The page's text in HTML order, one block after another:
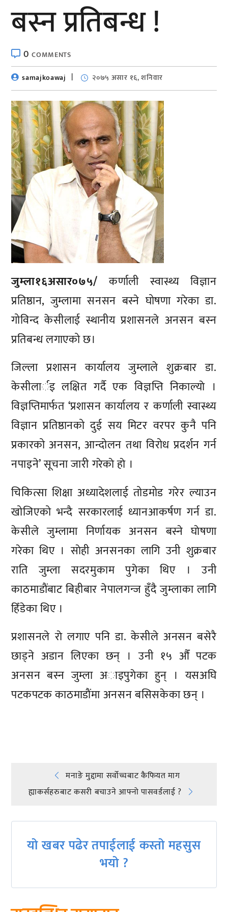
बस्न प्रतिबन्ध !
0COMMENTS
samajkoawaj
२०७५ असार १६, शनिवार
जुम्ला१६असार०७५/ कर्णाली स्वास्थ्य विज्ञान
प्रतिष्ठान, जुम्लामा सनसन बस्ने घोषणा गरेका डा.
गोविन्द केसीलाई स्थानीय प्रशासनले अनसन बस्न
प्रतिबन्ध लगाएको छ।
जिल्ला प्रशासन कार्यालय जुम्लाले शुक्रबार डा.
केसीलार्इ लक्षित गर्दै एक विज्ञप्ति निकाल्याे ।
विज्ञप्तिमार्फत ‘प्रशासन कार्यालय र कर्णाली स्वास्थ्य
विज्ञान प्रतिष्ठानको दुई सय मिटर वरपर कुनै पनि
प्रकारको अनसन, आन्दोलन तथा विरोध प्रदर्शन गर्न
नपाइने’ सूचना जारी गरेकाे हाे ।
चिकित्सा शिक्षा अध्यादेशलाई तोडमोड गरेर ल्याउन
खोजिएको भन्दै सरकारलाई ध्यानआकर्षण गर्न डा.
केसीले जुम्लामा निर्णायक अनसन बस्ने घाेषणा
गरेका थिए । साेही अनसनका लागि उनी शुक्रबार
राति जुम्ला सदरमुकाम पुगेका थिए । उनी
काठमाडाैंबाट बिहीबार नेपालगन्ज हुँदै जुम्लाका लागि
हिँडेका थिए ।
प्रशासनले राे लगाए पनि डा. केसीले अनसन बसेरै
छाड्ने अडान लिएका छन् । उनी १५ औँ पटक
अनसन बस्न जुम्ला अाइपुगेका हुन् । यसअघि
पटकपटक काठमाडाैंमा अनसन बसिसकेका छन् ।
Post
navigation
मनाङे मुद्दामा सर्वोच्चबाट कैफियत माग
ह्याकर्सहरुबाट कसरी बचाउने आफ्नो पासवर्डलाई ?
यो खबर पढेर तपाईलाई कस्तो महसुस
भयो ?